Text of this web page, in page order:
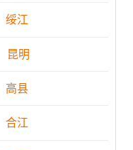
绥江
昆明
高县
合江